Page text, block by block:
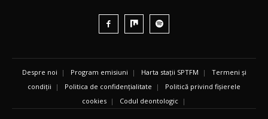
Despre noi | Program emisiuni | Harta stații SPTFM | Termeni și
condiții | Politica de confidențialitate | Politică privind fișierele
cookies | Codul deontologic |